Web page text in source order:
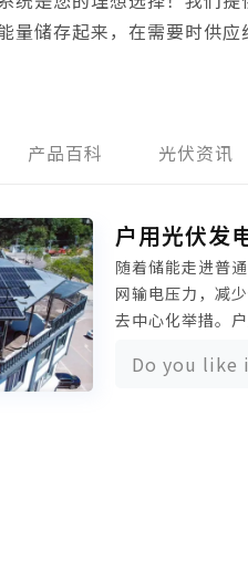
储存起来，在需要时供应
产品百科 光伏资讯
户用光伏发
随着储能走进普
网输电压力，减
去中心化举措。
储能逆变器、并
Do you like